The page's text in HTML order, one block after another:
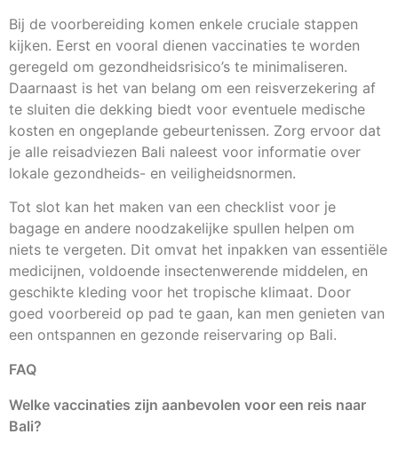
Bij de voorbereiding komen enkele cruciale stappen
kijken. Eerst en vooral dienen vaccinaties te worden
geregeld om gezondheidsrisico’s te minimaliseren.
Daarnaast is het van belang om een reisverzekering af
te sluiten die dekking biedt voor eventuele medische
kosten en ongeplande gebeurtenissen. Zorg ervoor dat
je alle reisadviezen Bali naleest voor informatie over
lokale gezondheids- en veiligheidsnormen.
Tot slot kan het maken van een checklist voor je
bagage en andere noodzakelijke spullen helpen om
niets te vergeten. Dit omvat het inpakken van essentiële
medicijnen, voldoende insectenwerende middelen, en
geschikte kleding voor het tropische klimaat. Door
goed voorbereid op pad te gaan, kan men genieten van
een ontspannen en gezonde reiservaring op Bali.
FAQ
Welke vaccinaties zijn aanbevolen voor een reis naar
Bali?